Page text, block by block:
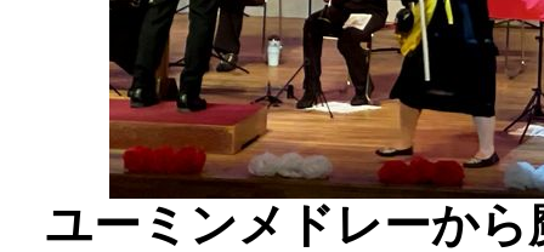
ユーミンメドレーか